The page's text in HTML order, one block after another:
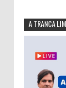
A TRANCA